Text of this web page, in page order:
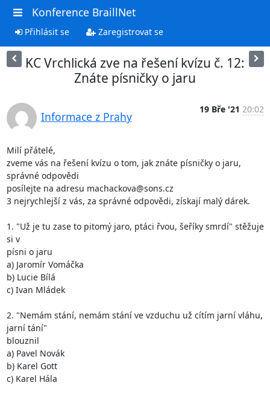
Konference BraillNet
Přihlásit se Zaregistrovat se
KC Vrchlická zve na řešení kvízu č. 12:
Znáte písničky o jaru
Informace z Prahy
19 Bře '21 20:02
Milí přátelé,
zveme vás na řešení kvízu o tom, jak znáte písničky o jaru,
správné odpovědi
posílejte na adresu machackova@sons.cz
3 nejrychlejší z vás, za správné odpovědi, získají malý dárek.
1. "Už je tu zase to pitomý jaro, ptáci řvou, šeříky smrdí" stěžuje
si v
písni o jaru
a) Jaromír Vomáčka
b) Lucie Bílá
c) Ivan Mládek
2. "Nemám stání, nemám stání ve vzduchu už cítím jarní vláhu,
jarní tání"
blouznil
a) Pavel Novák
b) Karel Gott
c) Karel Hála